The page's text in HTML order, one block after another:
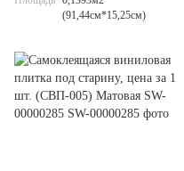
(91,44см*15,25см)